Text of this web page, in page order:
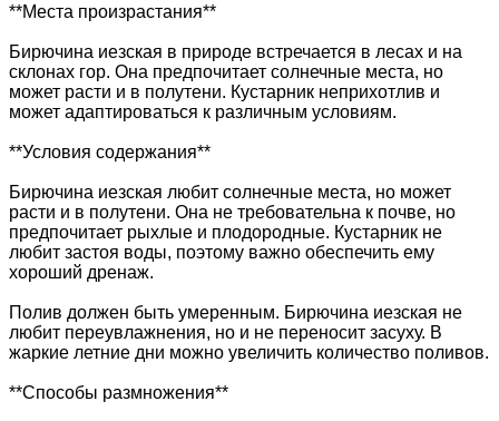
**Места произрастания**
Бирючина иезская в природе встречается в лесах и на
склонах гор. Она предпочитает солнечные места, но
может расти и в полутени. Кустарник неприхотлив и
может адаптироваться к различным условиям.
**Условия содержания**
Бирючина иезская любит солнечные места, но может
расти и в полутени. Она не требовательна к почве, но
предпочитает рыхлые и плодородные. Кустарник не
любит застоя воды, поэтому важно обеспечить ему
хороший дренаж.
Полив должен быть умеренным. Бирючина иезская не
любит переувлажнения, но и не переносит засуху. В
жаркие летние дни можно увеличить количество поливов.
**Способы размножения**